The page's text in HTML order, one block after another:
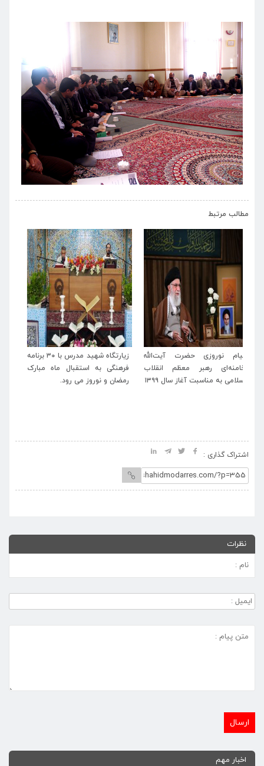
مطالب مرتبط
زیارتگاه شهید مدرس با ۳۰ برنامه
فرهنگی به استقبال ماه مبارک
رمضان و نوروز می رود.
پیام تبریک مدیرعامل موسسه
آستانه حضرت حسین بن موسی
الکاظم(ع) و زیارتگاه شهید
اشتراک گذاری :
نظرات
اخبار مهم